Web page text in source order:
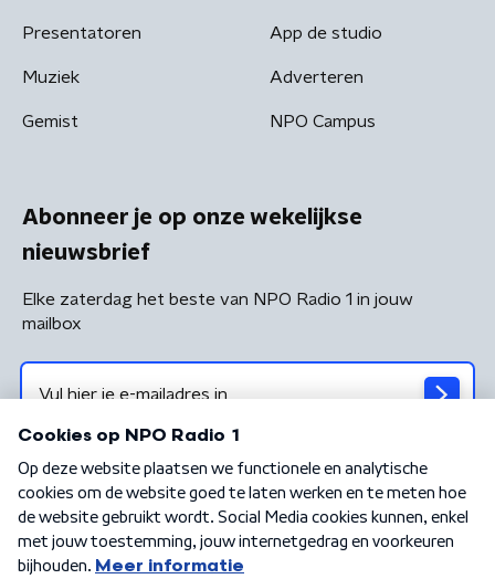
Presentatoren
Muziek
Gemist
App de studio
Adverteren
NPO Campus
Abonneer je op onze wekelijkse
nieuwsbrief
Elke zaterdag het beste van NPO Radio 1 in jouw
mailbox
Algemene voorwaarden Privacybeleid